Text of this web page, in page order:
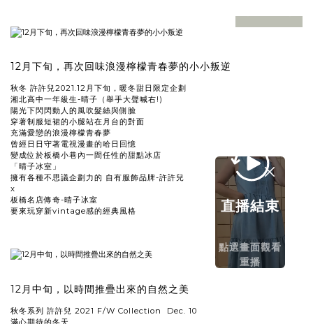
12月下旬，再次回味浪漫檸檬青春夢的小小叛逆
秋冬 許許兒2021.12月下旬，暖冬甜日限定企劃
湘北高中一年級生-晴子（舉手大聲喊右!)
陽光下閃閃動人的風吹髮絲與側臉
穿著制服短裙的小腿站在月台的對面
充滿愛戀的浪漫檸檬青春夢
曾經日日守著電視漫畫的哈日回憶
變成位於板橋小巷內一間任性的甜點冰店
「晴子冰室」
擁有各種不思議企劃力的 自有服飾品牌-許許兒
x
板橋名店傳奇-晴子冰室
要來玩穿新vintage感的經典風格
12月中旬，以時間推疊出來的自然之美
秋冬系列 許許兒 2021 F/W Collection Dec. 10
滿心期待的冬天
直播結束
點選畫面觀看
重播